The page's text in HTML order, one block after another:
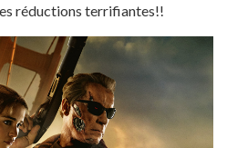
réductions terrifiantes!!